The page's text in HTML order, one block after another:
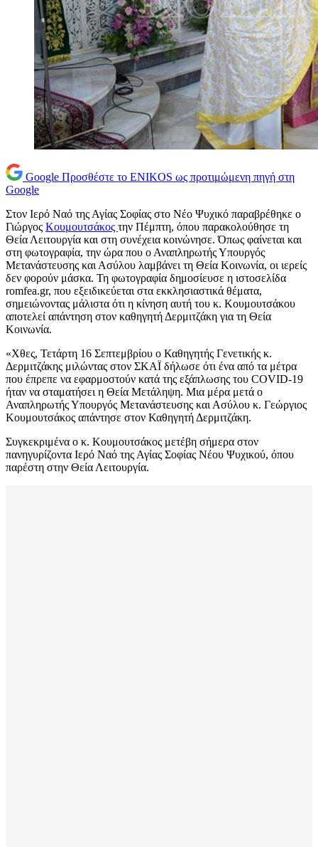
Google Προσθέστε το ENIKOS ως προτιμώμενη πηγή στη
Google
Στον Ιερό Ναό της Αγίας Σοφίας στο Νέο Ψυχικό παραβρέθηκε ο
Γιώργος Κουμουτσάκος την Πέμπτη, όπου παρακολούθησε τη
Θεία Λειτουργία και στη συνέχεια κοινώνησε. Όπως φαίνεται και
στη φωτογραφία, την ώρα που ο Αναπληρωτής Υπουργός
Μετανάστευσης και Ασύλου λαμβάνει τη Θεία Κοινωνία, οι ιερείς
δεν φορούν μάσκα. Τη φωτογραφία δημοσίευσε η ιστοσελίδα
romfea.gr, που εξειδικεύεται στα εκκλησιαστικά θέματα,
σημειώνοντας μάλιστα ότι η κίνηση αυτή του κ. Κουμουτσάκου
αποτελεί απάντηση στον καθηγητή Δερμιτζάκη για τη Θεία
Κοινωνία.
«Χθες, Τετάρτη 16 Σεπτεμβρίου ο Καθηγητής Γενετικής κ.
Δερμιτζάκης μιλώντας στον ΣΚΑΪ δήλωσε ότι ένα από τα μέτρα
που έπρεπε να εφαρμοστούν κατά της εξάπλωσης του COVID-19
ήταν να σταματήσει η Θεία Μετάληψη. Μια μέρα μετά ο
Αναπληρωτής Υπουργός Μετανάστευσης και Ασύλου κ. Γεώργιος
Κουμουτσάκος απάντησε στον Καθηγητή Δερμιτζάκη.
Συγκεκριμένα ο κ. Κουμουτσάκος μετέβη σήμερα στον
πανηγυρίζοντα Ιερό Ναό της Αγίας Σοφίας Νέου Ψυχικού, όπου
παρέστη στην Θεία Λειτουργία.